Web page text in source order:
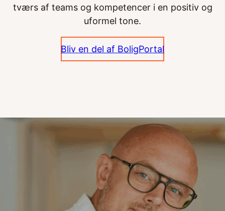
tværs af teams og kompetencer i en positiv og
uformel tone.
Bliv en del af BoligPortal